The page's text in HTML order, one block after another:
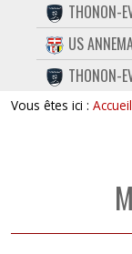
CONTACT
FACEBOOK
TWITTER
THONON-
US
THONON-
Vous êtes ici : Accueil